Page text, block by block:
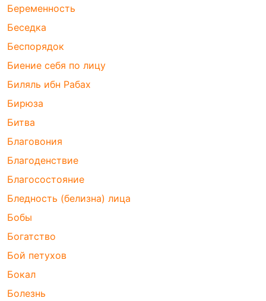
Беременность
Беседка
Беспорядок
Биение себя по лицу
Биляль ибн Рабах
Бирюза
Битва
Благовония
Благоденствие
Благосостояние
Бледность (белизна) лица
Бобы
Богатство
Бой петухов
Бокал
Болезнь